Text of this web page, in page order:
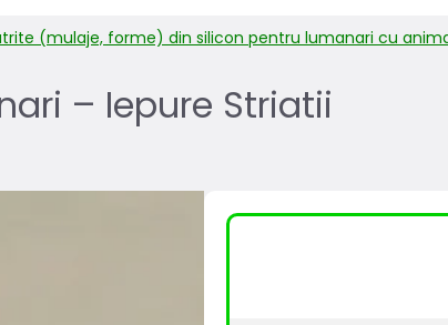
(mulaje, forme) din silicon pentru lumanari cu
– Iepure Striatii